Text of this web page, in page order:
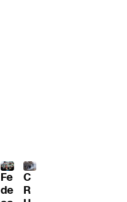
Fe
de
C
R